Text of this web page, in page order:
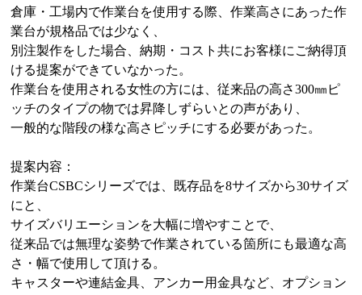
倉庫・工場内で作業台を使用する際、作業高さにあった作
業台が規格品では少なく、
別注製作をした場合、納期・コスト共にお客様にご納得頂
ける提案ができていなかった。
作業台を使用される女性の方には、従来品の高さ300㎜ピ
ッチのタイプの物では昇降しずらいとの声があり、
一般的な階段の様な高さピッチにする必要があった。
提案内容：
作業台CSBCシリーズでは、既存品を8サイズから30サイズ
にと、
サイズバリエーションを大幅に増やすことで、
従来品では無理な姿勢で作業されている箇所にも最適な高
さ・幅で使用して頂ける。
キャスターや連結金具、アンカー用金具など、オプション